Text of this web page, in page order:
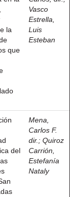
la
que
Vasco
Estrella,
Luis
Esteban
del
Mena,
Carlos F.
dir. ; Quiroz
Carrión,
Estefanía
Nataly